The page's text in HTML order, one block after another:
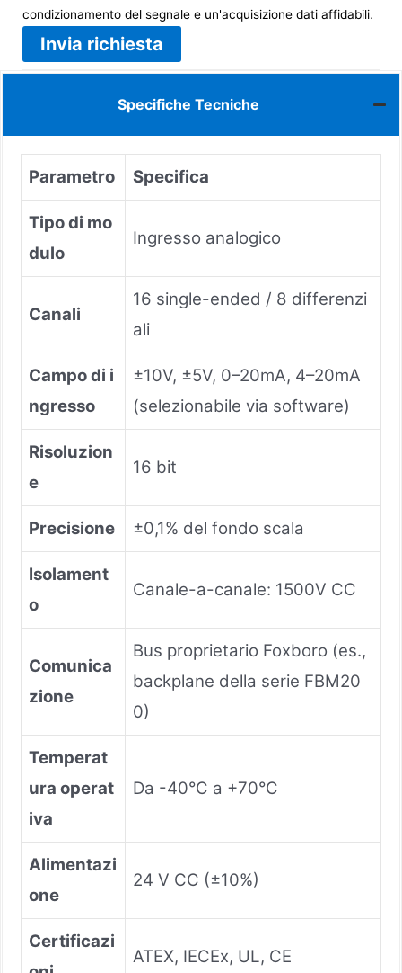
condizionamento del segnale e un'acquisizione dati affidabili.
Invia richiesta
Specifiche Tecniche
Parametro Specifica
Tipo di mo
dulo
Ingresso analogico
Canali
16 single-ended / 8 differenzi
ali
Campo di i
ngresso
±10V, ±5V, 0–20mA, 4–20mA
(selezionabile via software)
Risoluzion
e
16 bit
Precisione ±0,1% del fondo scala
Isolament
o
Canale-a-canale: 1500V CC
Comunica
zione
Bus proprietario Foxboro (es.,
backplane della serie FBM20
0)
Temperat
ura operat
iva
Da -40°C a +70°C
Alimentazi
one
24 V CC (±10%)
Certificazi
ATEX, IECEx, UL, CE